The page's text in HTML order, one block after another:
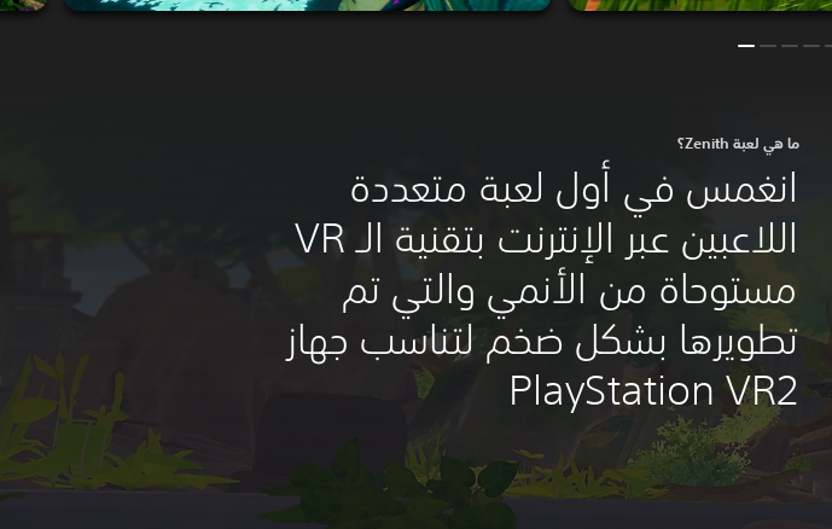
ما هي لعبة Zenith؟
انغمس في أول لعبة متعددة
اللاعبين عبر الإنترنت بتقنية الـ VR
مستوحاة من الأنمي والتي تم
تطويرها بشكل ضخم لتناسب جهاز
PlayStation VR2